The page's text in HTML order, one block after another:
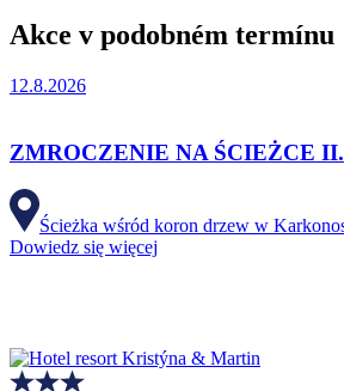
Akce v podobném termínu
12.8.2026
ZMROCZENIE NA ŚCIEŻCE II.
Ścieżka wśród koron drzew w
Dowiedz się więcej